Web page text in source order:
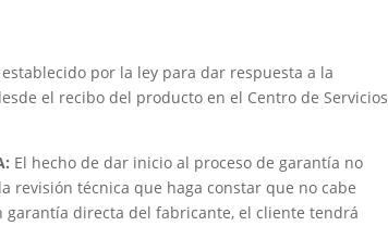
por la ley para dar respuesta a la
el recibo del producto en el Centro de Servicios
El hecho de dar inicio al proceso de garantía no
revisión técnica que haga constar que no cabe
garantía directa del fabricante, el cliente tendrá